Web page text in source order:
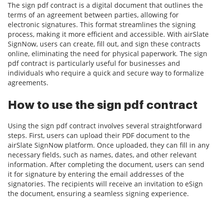
The sign pdf contract is a digital document that outlines the
terms of an agreement between parties, allowing for
electronic signatures. This format streamlines the signing
process, making it more efficient and accessible. With airSlate
SignNow, users can create, fill out, and sign these contracts
online, eliminating the need for physical paperwork. The sign
pdf contract is particularly useful for businesses and
individuals who require a quick and secure way to formalize
agreements.
How to use the sign pdf contract
Using the sign pdf contract involves several straightforward
steps. First, users can upload their PDF document to the
airSlate SignNow platform. Once uploaded, they can fill in any
necessary fields, such as names, dates, and other relevant
information. After completing the document, users can send
it for signature by entering the email addresses of the
signatories. The recipients will receive an invitation to eSign
the document, ensuring a seamless signing experience.